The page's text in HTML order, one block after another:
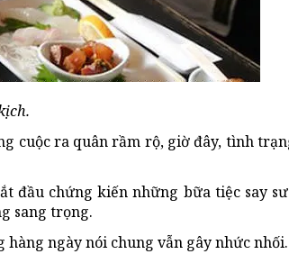
cuộc ra quân rầm rộ, giờ đây, tình
đầu chứng kiến những bữa tiệc say
sang trọng.
ngày nói chung vẫn gây nhức nhối.